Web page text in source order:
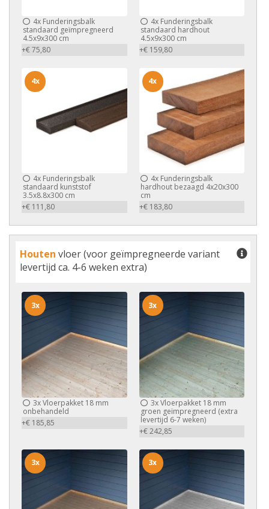
4x Funderingsbalk
standaard geïmpregneerd
4.5x9x300 cm
+€ 75,80
4xFunderingsbalk
standaard hardhout
4.5x9x300 cm
+€ 159,80
4x Funderingsbalk
standaard kunststof
3.5x8.8x300 cm
+€ 111,80
4x
4xFunderingsbalk
hardhout bezaagd 4x20x300
cm
+€ 183,80
4x
Houten vloer (voor geïmpregneerde variant
levertijd ca. 4-6 weken extra)
3xVloerpakket 18 mm
onbehandeld
+€ 185,85
3x
3xVloerpakket 18 mm
groen geïmpregneerd (extra
levertijd 6-7 weken)
+€ 242,85
3x
3x 3x